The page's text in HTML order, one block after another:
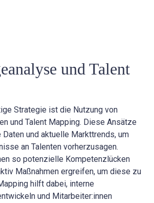
und Talent
Strategie ist die Nutzung von
und Talent Mapping. Diese Ansätze
und aktuelle Markttrends, um
an Talenten vorherzusagen.
so potenzielle Kompetenzlücken
Maßnahmen ergreifen, um diese zu
hilft dabei, interne
und Mitarbeiter:innen